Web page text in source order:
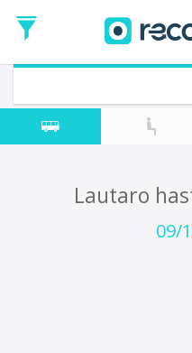
de
Ida
Vuelta (opcional)
Fecha
de
Lautaro
09/